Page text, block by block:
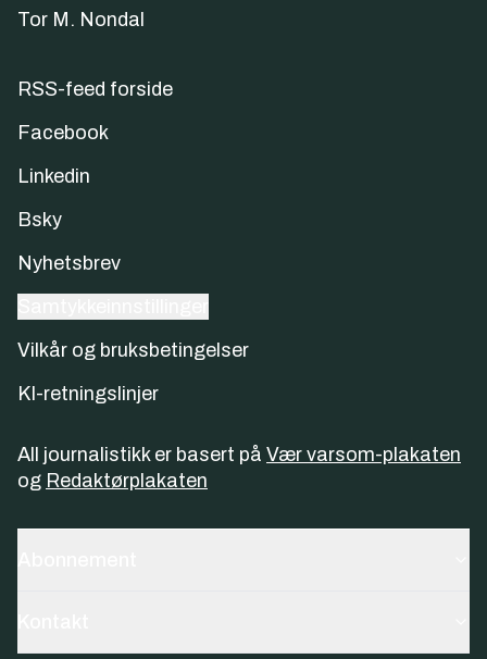
Tor M. Nondal
RSS-feed forside
Facebook
Linkedin
Bsky
Nyhetsbrev
Vilkår og bruksbetingelser
KI-retningslinjer
All journalistikk er basert på Vær varsom-plakaten
og Redaktørplakaten